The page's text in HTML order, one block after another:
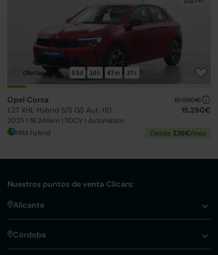
Ofertas Opel 03d 10h 47m 36s
Opel Corsa
1.2T XHL Hybrid S/S GS Aut. 110
2025 | 19.246km | 110CV | Automático
19.990€
15.290€
Mild hybrid Desde 236€/mes
Nuestros puntos de venta Clicars:
Alicante
Córdoba